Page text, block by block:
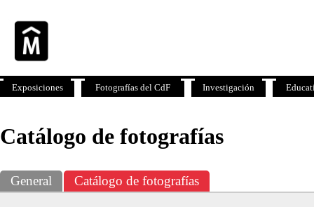
Catálogo de fotografías
General Catálogo de fotografías
Exposiciones Fotografías del CdF Investigación